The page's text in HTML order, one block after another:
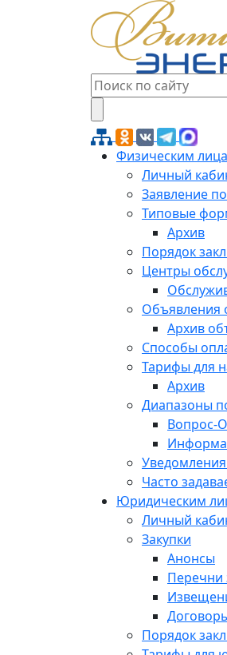
Физическим
Личный
Заявление
Типовые
Архив
Порядок
Центры
Объявления
Архив
Способы
Тарифы для
Архив
Диапазоны
Вопрос-
Часто
Юридическим
Личный
Закупки
Анонсы
Перечни
Порядок